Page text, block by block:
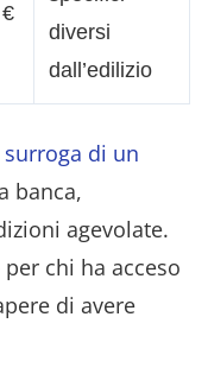
diversi
dall’edilizio
surroga di un
banca,
agevolate.
chi ha acceso
di avere